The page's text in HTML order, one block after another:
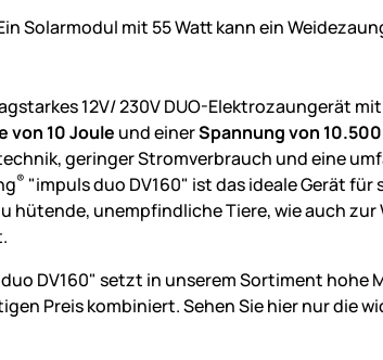
Solarmodul mit 55 Watt kann ein
12V/ 230V DUO-Elektrozaungerät
von 10 Joule und einerSpannung von
geringer Stromverbrauch und eine
® "impuls duo DV160" ist das ideale Gerät
hütende, unempfindliche Tiere, wie auch
DV160" setzt in unserem Sortiment
Preis kombiniert. Sehen Sie hier nur die